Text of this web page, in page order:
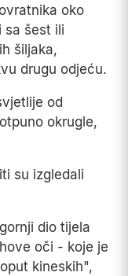
oko
sa šest ili
šiljaka,
drugu odjeću.
od
okrugle,
su izgledali
dio tijela
oči - koje je
kineskih",